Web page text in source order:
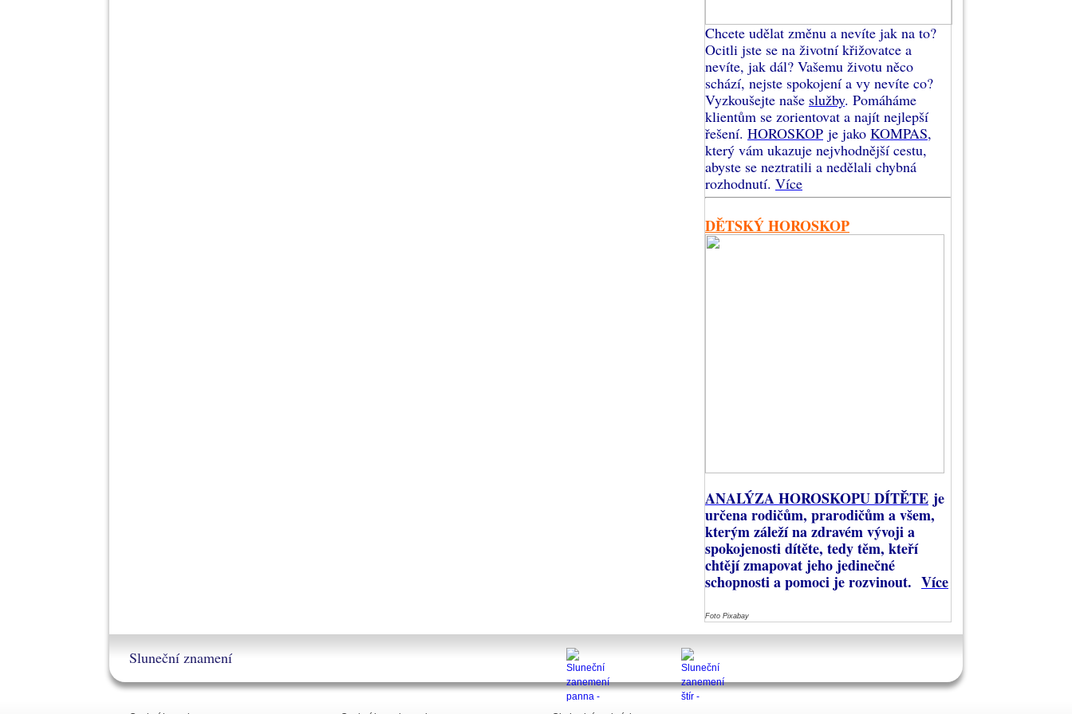
Chcete udělat změnu a nevíte jak na to?
Ocitli jste se na životní křižovatce a
nevíte, jak dál? Vašemu životu něco
schází, nejste spokojení a vy nevíte co?
Vyzkoušejte naše služby. Pomáháme
klientům se zorientovat a najít nejlepší
řešení. HOROSKOP je jako KOMPAS,
který vám ukazuje nejvhodnější cestu,
abyste se neztratili a nedělali chybná
rozhodnutí. Více
DĚTSKÝ HOROSKOP
ANALÝZA HOROSKOPU DÍTĚTE je
určena rodičům, prarodičům a všem,
kterým záleží na zdravém vývoji a
spokojenosti dítěte, tedy těm, kteří
chtějí zmapovat jeho jedinečné
schopnosti a pomoci je rozvinout. Více
Foto Pixabay
Sluneční znamení